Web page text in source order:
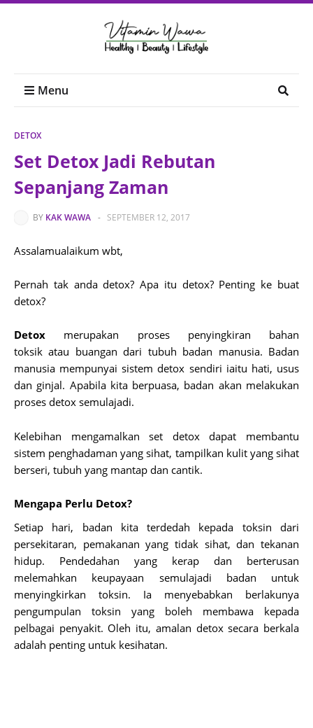
Menu
DETOX
Set Detox Jadi Rebutan
Sepanjang Zaman
BY KAK WAWA - SEPTEMBER 12, 2017
Assalamualaikum wbt,
Pernah tak anda detox? Apa itu detox? Penting ke buat
detox?
Detox merupakan proses penyingkiran bahan
toksik atau buangan dari tubuh badan manusia. Badan
manusia mempunyai sistem detox sendiri iaitu hati, usus
dan ginjal. Apabila kita berpuasa, badan akan melakukan
proses detox semulajadi.
Kelebihan mengamalkan set detox dapat membantu
sistem penghadaman yang sihat, tampilkan kulit yang sihat
berseri, tubuh yang mantap dan cantik.
Mengapa Perlu Detox?
Setiap hari, badan kita terdedah kepada toksin dari
persekitaran, pemakanan yang tidak sihat, dan tekanan
hidup. Pendedahan yang kerap dan berterusan
melemahkan keupayaan semulajadi badan untuk
menyingkirkan toksin. Ia menyebabkan berlakunya
pengumpulan toksin yang boleh membawa kepada
pelbagai penyakit. Oleh itu, amalan detox secara berkala
adalah penting untuk kesihatan.